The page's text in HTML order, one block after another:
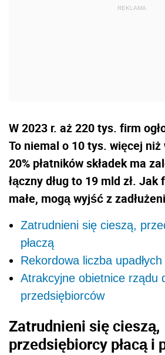
W 2023 r. aż 220 tys. firm
To niemal o 10 tys. więcej niż
20% płatników składek ma
łączny dług to 19 mld zł. Jak
małe, mogą wyjść z
Zatrudnieni się cieszą,
płaczą
Rekordowa liczba
Atrakcyjne obietnice rządu
przedsiębiorców
Zatrudnieni się cieszą,
przedsiębiorcy płacą i